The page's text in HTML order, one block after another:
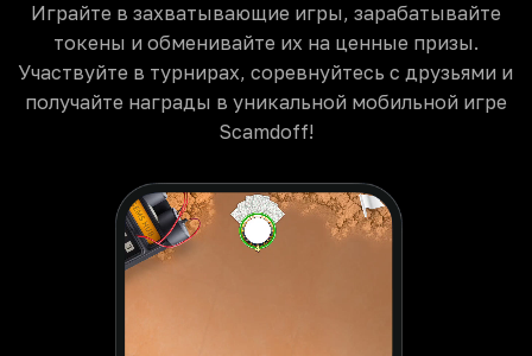
Играйте в захватывающие игры, зарабатывайте
токены и обменивайте их на ценные призы.
Участвуйте в турнирах, соревнуйтесь с друзьями и
получайте награды в уникальной мобильной игре
Scamdoff!